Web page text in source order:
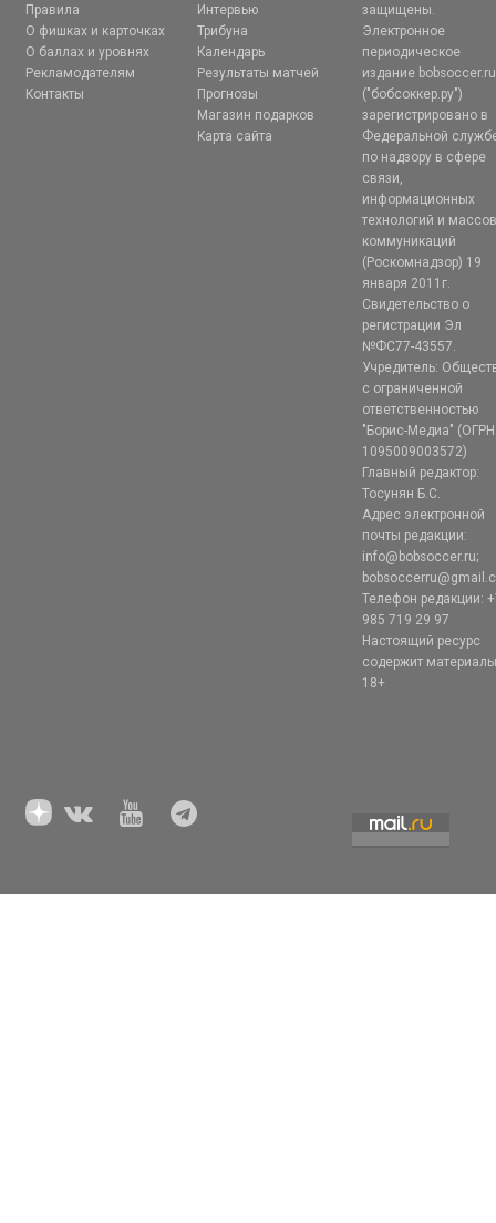
Правила
О фишках и карточках
О баллах и уровнях
Рекламодателям
Контакты
Интервью
Трибуна
Календарь
Результаты матчей
Прогнозы
Магазин подарков
Карта сайта
защищены.
Электронное
периодическое
издание bobsoccer.ru
("бобсоккер.ру")
зарегистрировано в
Федеральной
по надзору в сфере
связи,
информационных
технологий и
коммуникаций
(Роскомнадзор) 19
января 2011г.
Свидетельство о
регистрации Эл
№ФС77-43557.
Учредитель:
с ограниченной
ответственностью
"Борис-Медиа" (ОГРН
1095009003572)
Главный редактор:
Тосунян Б.С.
Адрес электронной
почты редакции:
info@bobsoccer.ru;
Телефон редакции:
985 719 29 97
Настоящий ресурс
содержит
18+